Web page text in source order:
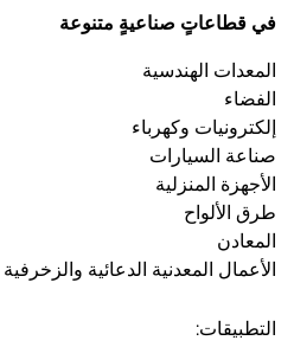
في قطاعاتٍ صناعيةٍ متنوعة
المعدات الهندسية
الفضاء
إلكترونيات وكهرباء
صناعة السيارات
الأجهزة المنزلية
طرق الألواح
المعادن
الأعمال المعدنية الدعائية والزخرفية
التطبيقات: